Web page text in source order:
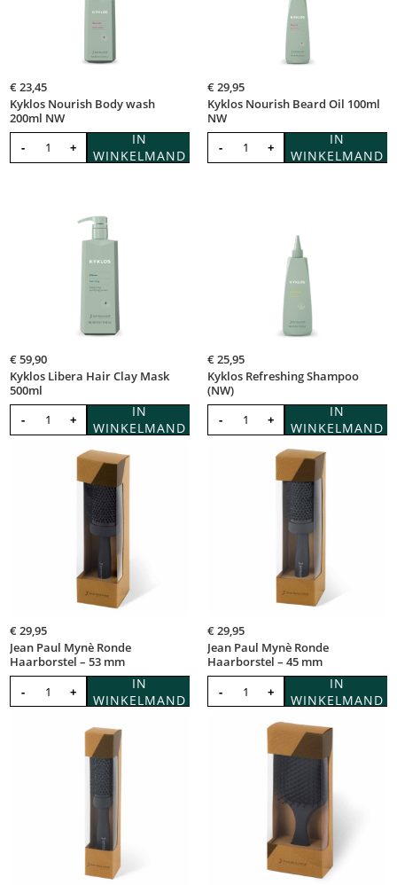
Kyklos Nourish Body wash
200ml NW
€23,45
- +
IN
WINKELMAND
Kyklos Nourish Beard Oil 100ml
NW
€29,95
- +
IN
WINKELMAND
Kyklos Libera Hair Clay Mask
500ml
€59,90
- +
IN
WINKELMAND
Kyklos Refreshing Shampoo
(NW)
€25,95
- +
IN
WINKELMAND
Jean Paul Mynè Ronde
Haarborstel – 53 mm
€29,95
- +
IN
WINKELMAND
Jean Paul Mynè Ronde
Haarborstel – 45 mm
€29,95
- +
IN
WINKELMAND